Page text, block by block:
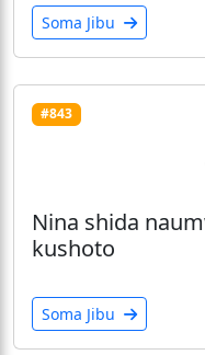
Soma Jibu
#843
Nina shida
kushoto
Soma Jibu